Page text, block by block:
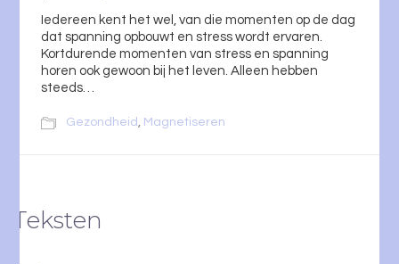
Iedereen kent het wel, van die momenten op de dag
dat spanning opbouwt en stress wordt ervaren.
Kortdurende momenten van stress en spanning
horen ook gewoon bij het leven. Alleen hebben
steeds…
Gezondheid , Magnetiseren
Teksten